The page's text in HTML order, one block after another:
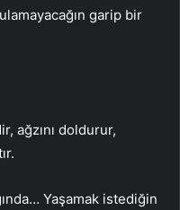
garip bir
ağzını doldurur,
Yaşamak istediğin